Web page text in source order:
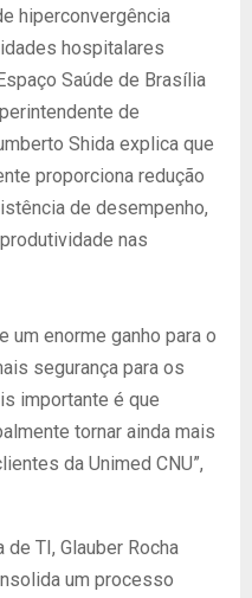
hiperconvergência
hospitalares
Saúde de Brasília
de
Shida explica que
proporciona redução
de desempenho,
nas
um enorme ganho para o
segurança para os
importante é que
tornar ainda mais
da Unimed CNU”,
TI, Glauber Rocha
um processo